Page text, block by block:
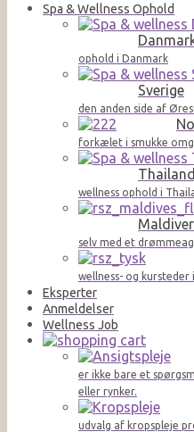
Spa & Wellness Ophold
ophold i Danmark
Sverige
den anden side af
forkælet i smukke
Thailand
wellness ophold i
selv med et
wellness- og kursteder
Eksperter
Anmeldelser
Wellness Job
er ikke bare et
eller rynker.
udvalg af kropspleje